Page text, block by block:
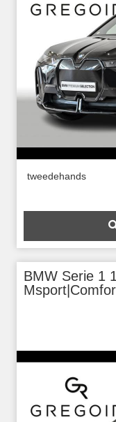
tweedehands
BMW Serie 1